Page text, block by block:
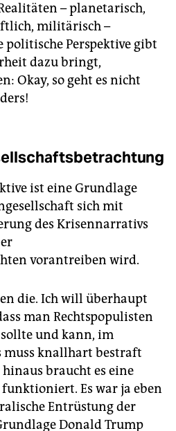
– planetarisch,
militärisch –
politische Perspektive gibt
dazu bringt,
Okay, so geht es nicht
ist eine Grundlage
sich mit
des Krisennarrativs
vorantreiben wird.
die. Ich will überhaupt
man Rechtspopulisten
und kann, im
muss knallhart bestraft
braucht es eine
Es war ja eben
Entrüstung der
Donald Trump